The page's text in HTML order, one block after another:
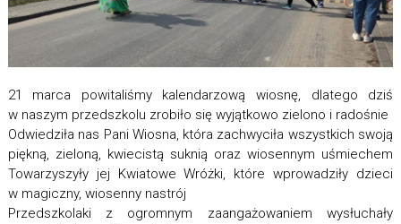
21 marca powitaliśmy kalendarzową wiosnę, dlatego dziś
w naszym przedszkolu zrobiło się wyjątkowo zielono i radośnie
Odwiedziła nas Pani Wiosna, która zachwyciła wszystkich swoją
piękną, zieloną, kwiecistą suknią oraz wiosennym uśmiechem
Towarzyszyły jej Kwiatowe Wróżki, które wprowadziły dzieci
w magiczny, wiosenny nastrój
Przedszkolaki z ogromnym zaangażowaniem wysłuchały